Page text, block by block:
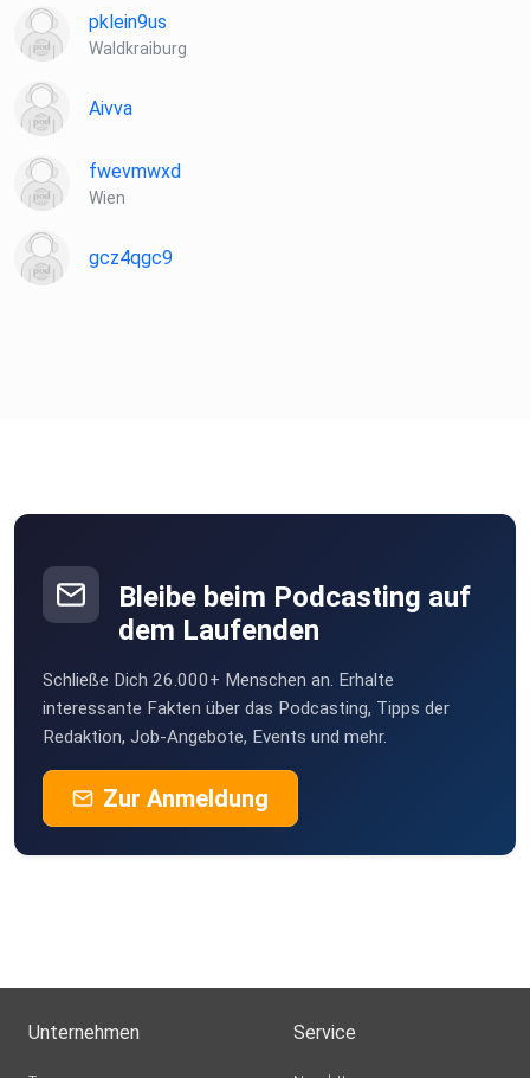
pklein9us
Waldkraiburg
Aivva
fwevmwxd
Wien
gcz4qgc9
Bleibe beim Podcasting auf
dem Laufenden
Schließe Dich 26.000+ Menschen an. Erhalte
interessante Fakten über das Podcasting, Tipps der
Redaktion, Job-Angebote, Events und mehr.
Zur Anmeldung
Unternehmen Service